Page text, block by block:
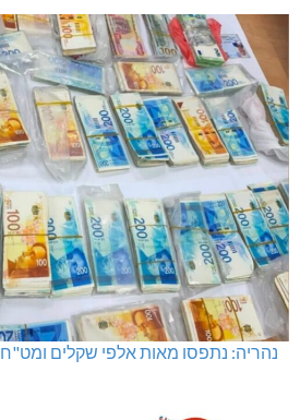
נהריה: נתפסו מאות אלפי שקלים ומט"ח